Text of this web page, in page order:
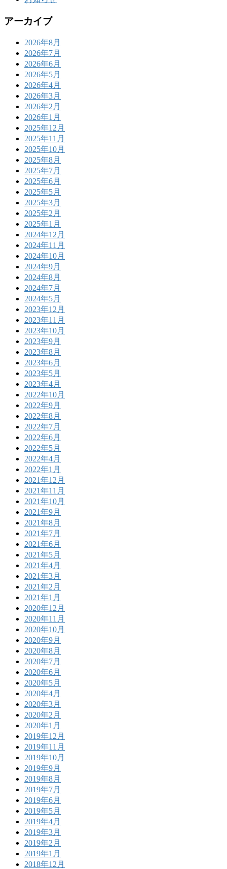
アーカイブ
2026年8月
2026年7月
2026年6月
2026年5月
2026年4月
2026年3月
2026年2月
2026年1月
2025年12月
2025年11月
2025年10月
2025年8月
2025年7月
2025年6月
2025年5月
2025年3月
2025年2月
2025年1月
2024年12月
2024年11月
2024年10月
2024年9月
2024年8月
2024年7月
2024年5月
2023年12月
2023年11月
2023年10月
2023年9月
2023年8月
2023年6月
2023年5月
2023年4月
2022年10月
2022年9月
2022年8月
2022年7月
2022年6月
2022年5月
2022年4月
2022年1月
2021年12月
2021年11月
2021年10月
2021年9月
2021年8月
2021年7月
2021年6月
2021年5月
2021年4月
2021年3月
2021年2月
2021年1月
2020年12月
2020年11月
2020年10月
2020年9月
2020年8月
2020年7月
2020年6月
2020年5月
2020年4月
2020年3月
2020年2月
2020年1月
2019年12月
2019年11月
2019年10月
2019年9月
2019年8月
2019年7月
2019年6月
2019年5月
2019年4月
2019年3月
2019年2月
2019年1月
2018年12月